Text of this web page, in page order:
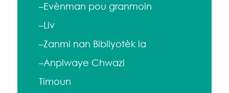
–Evènman pou granmoin
–Liv
–Zanmi nan Bibliyotèk la
–Anplwaye Chwazi
Timoun